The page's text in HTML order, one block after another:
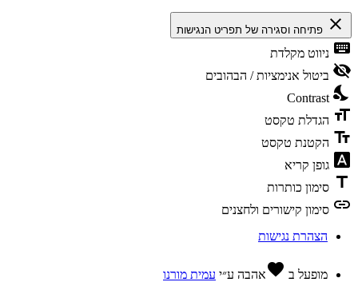
close פתיחה וסגירה של תפריט הנגישות
keyboard ניווט מקלדת
visibility_off ביטול אנימציות / הבהובים
nights_stay
Contrast
format_size הגדלת טקסט
text_fields הקטנת טקסט
font_download גופן קריא
title סימון כותרות
link סימון קישורים ולחצנים
הצהרת נגישות
מופעל ב favoriteאהבה ע״י עמית מורנו